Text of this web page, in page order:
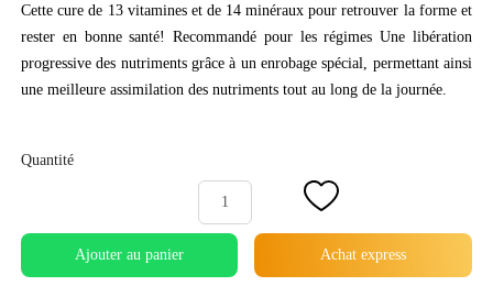
Cette cure de 13 vitamines et de 14 minéraux pour retrouver la forme et
rester en bonne santé! Recommandé pour les régimes Une libération
progressive des nutriments grâce à un enrobage spécial, permettant ainsi
une meilleure assimilation des nutriments tout au long de la journée.
Quantité
Ajouter au panier Achat express